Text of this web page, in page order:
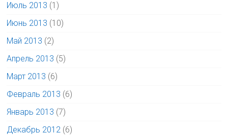
Июль 2013 (1)
Июнь 2013 (10)
Май 2013 (2)
Апрель 2013 (5)
Март 2013 (6)
Февраль 2013 (6)
Январь 2013 (7)
Декабрь 2012 (6)